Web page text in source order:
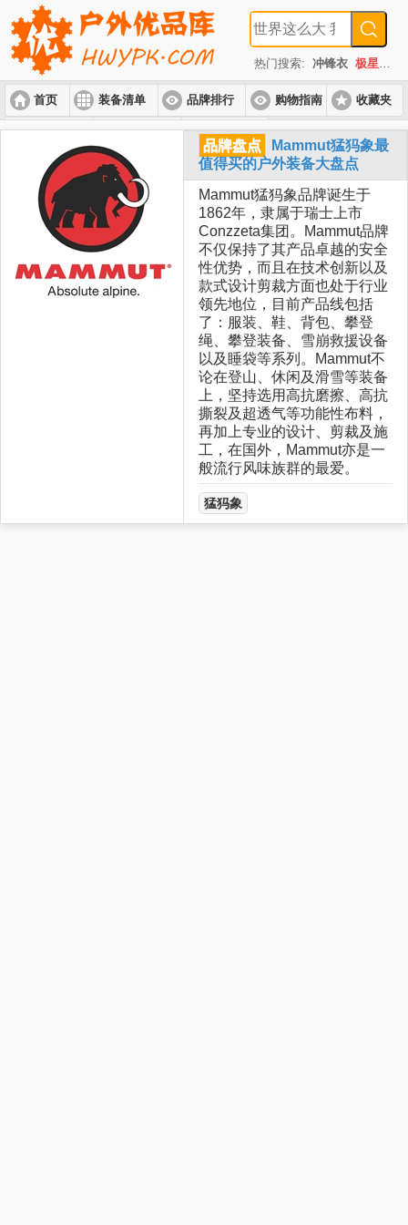
热门搜索: 冲锋衣 极星
首页 装备清单 品牌排行 购物指南
入门套装 进阶套装 高端套装
收藏夹
品牌盘点
Mammut猛犸象最
值得买的户外装备大盘点
Mammut猛犸象品牌诞生于
1862年，隶属于瑞士上市
Conzzeta集团。Mammut品牌
不仅保持了其产品卓越的安全
性优势，而且在技术创新以及
款式设计剪裁方面也处于行业
领先地位，目前产品线包括
了：服装、鞋、背包、攀登
绳、攀登装备、雪崩救援设备
以及睡袋等系列。Mammut不
论在登山、休闲及滑雪等装备
上，坚持选用高抗磨擦、高抗
撕裂及超透气等功能性布料，
再加上专业的设计、剪裁及施
工，在国外，Mammut亦是一
般流行风味族群的最爱。
猛犸象